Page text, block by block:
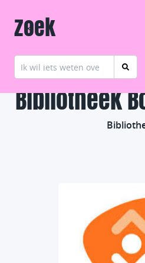
Zoek
Bibliotheek